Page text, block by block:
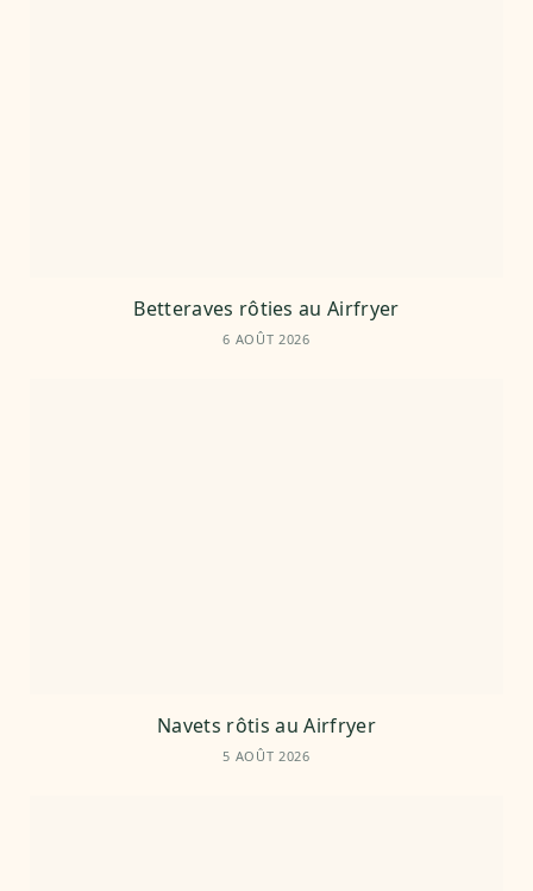
Betteraves rôties au Airfryer
6 AOÛT 2026
Navets rôtis au Airfryer
5 AOÛT 2026